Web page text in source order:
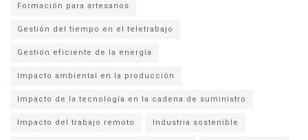
Formación para artesanos
Gestión del tiempo en el teletrabajo
Gestión eficiente de la energía
Impacto ambiental en la producción
Impacto de la tecnología en la cadena de suministro
Impacto del trabajo remoto Industria sostenible